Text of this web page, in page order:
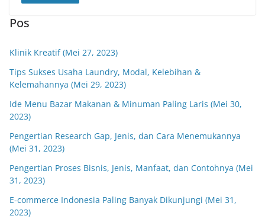
Pos
Klinik Kreatif (Mei 27, 2023)
Tips Sukses Usaha Laundry, Modal, Kelebihan &
Kelemahannya (Mei 29, 2023)
Ide Menu Bazar Makanan & Minuman Paling Laris (Mei 30,
2023)
Pengertian Research Gap, Jenis, dan Cara Menemukannya
(Mei 31, 2023)
Pengertian Proses Bisnis, Jenis, Manfaat, dan Contohnya (Mei
31, 2023)
E-commerce Indonesia Paling Banyak Dikunjungi (Mei 31,
2023)